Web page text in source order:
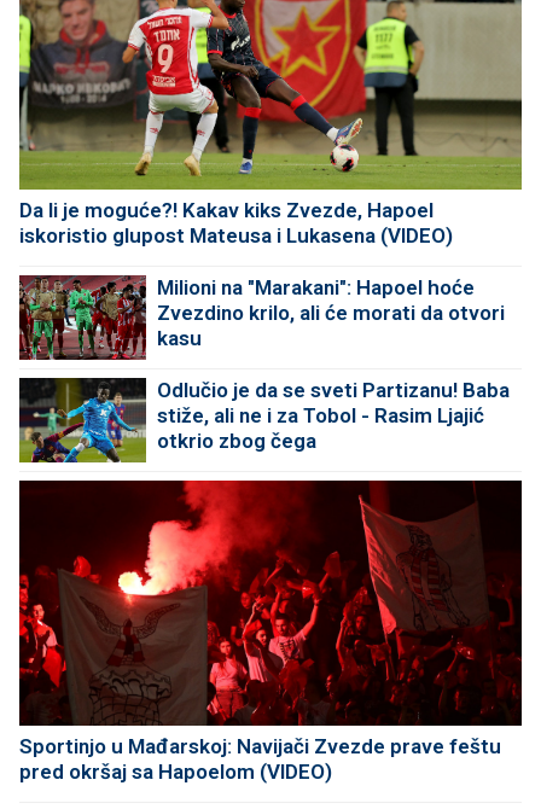
Da li je moguće?! Kakav kiks Zvezde, Hapoel
iskoristio glupost Mateusa i Lukasena (VIDEO)
Milioni na "Marakani": Hapoel hoće
Zvezdino krilo, ali će morati da otvori
kasu
Odlučio je da se sveti Partizanu! Baba
stiže, ali ne i za Tobol - Rasim Ljajić
otkrio zbog čega
Sportinjo u Mađarskoj: Navijači Zvezde prave feštu
pred okršaj sa Hapoelom (VIDEO)